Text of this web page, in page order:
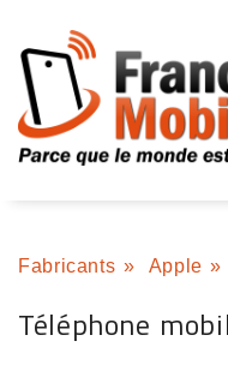
Fabricants » Apple »
Téléphone